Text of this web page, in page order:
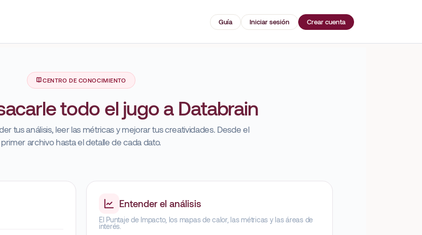
Guía Iniciar sesión Crear cuenta
CENTRO DE CONOCIMIENTO
todo el jugo a Databrain
tus análisis, leer las métricas y mejorar tus creatividades. Desde el
primer archivo hasta el detalle de cada dato.
Entender el análisis
El Puntaje de Impacto, los mapas de calor, las métricas y las áreas de
interés.